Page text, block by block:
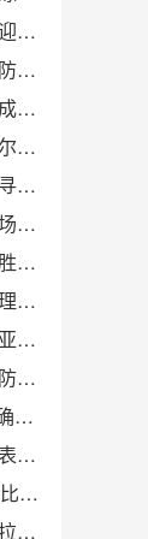
黑山vs斯洛文尼亚赛事前瞻分析：黑山主场迎战残阵斯洛文尼亚，防线博弈成关键
挪威vs瑞士赛事前瞻分析：北欧劲旅遇铁血防线，攻防博弈一触即发
加拿大vs冰岛赛事前瞻分析：东道主练兵验成色，北欧劲旅守字当头
西塞对决前瞻：斗牛士全主力传控碾压，塞尔维亚残阵客场求自保
瑞德对决前瞻：瑞士主场破魔咒，德国残阵寻突破
英格兰vs乌拉圭赛事前瞻分析：三狮军团主场练兵寻复仇，乌拉圭核心领衔抗强敌
荷兰vs挪威赛事前瞻分析：橙衣军团主场争胜稳势，挪威双核缺阵遇劲敌
墨西哥vs巴拉圭赛事前瞻分析：墨西哥在心理方面占优
哥伦比亚vs澳大利亚赛事前瞻分析：哥伦比亚整体状态相当出色
美国vs乌拉圭赛事前瞻分析：美国近期在攻防两端均表现不俗
对安哥拉休战只是“保养模式” 斯卡洛尼亲口确认大马丁仍是铁打主力
巴西vs塞内加尔赛事前瞻分析：巴西本赛季表现极为出色
美国vs巴拉圭赛事前瞻分析：美国队近10场比赛状态稳定
委内瑞拉vs澳大利亚赛事前瞻分析：委内瑞拉需调整状态